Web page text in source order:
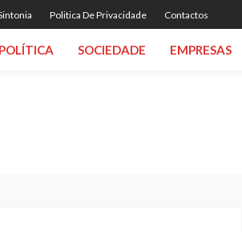
Politica De Privacidade Contactos
POLÍTICA SOCIEDADE EMPRESAS